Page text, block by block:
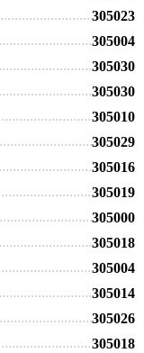
305023
305004
305030
305030
305010
305029
305016
305019
305000
305018
305004
305014
305026
305018